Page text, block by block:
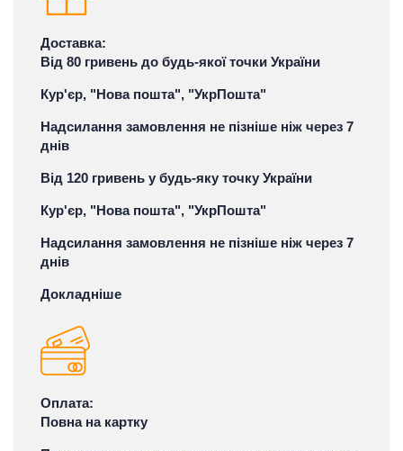
Доставка:
Від 80 гривень до будь-якої точки України
Кур'єр, "Нова пошта", "УкрПошта"
Надсилання замовлення не пізніше ніж через 7
днів
Від 120 гривень у будь-яку точку України
Кур'єр, "Нова пошта", "УкрПошта"
Надсилання замовлення не пізніше ніж через 7
днів
Докладніше
Оплата:
Повна на картку